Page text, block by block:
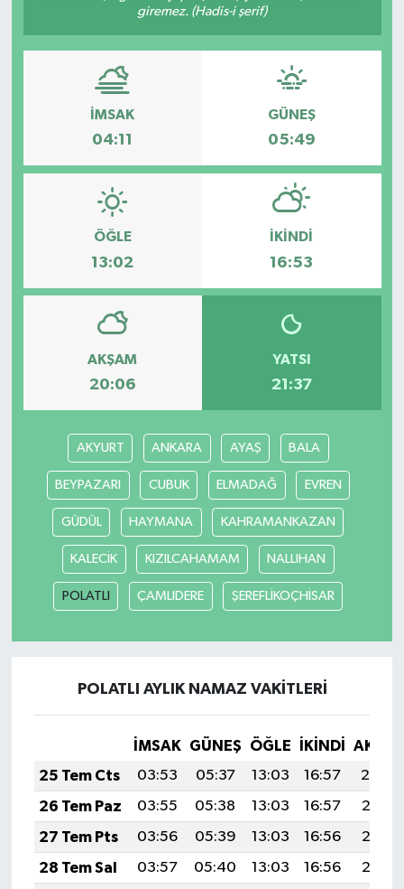
giremez. (Hadis-i şerif)
İMSAK
04:11
GÜNEŞ
05:49
ÖĞLE
13:02
İKINDI
16:53
AKŞAM
20:06
YATSI
21:37
AKYURT ANKARA AYAŞ BALA
BEYPAZARI CUBUK ELMADAĞ EVREN
GÜDÜL HAYMANA KAHRAMANKAZAN
KALECİK KIZILCAHAMAM NALLIHAN
POLATLI ÇAMLIDERE ŞEREFLİKOÇHİSAR
POLATLI AYLIK NAMAZ VAKITLERI
İMSAK GÜNEŞ ÖĞLE İKINDI
25 Tem Cts
03:53 05:37 13:03 16:57
20:19
26 Tem Paz
03:55 05:38 13:03 16:57
20:18
27 Tem Pts
03:56 05:39 13:03 16:56
20:17
28 Tem Sal
03:57 05:40 13:03 16:56
20:16